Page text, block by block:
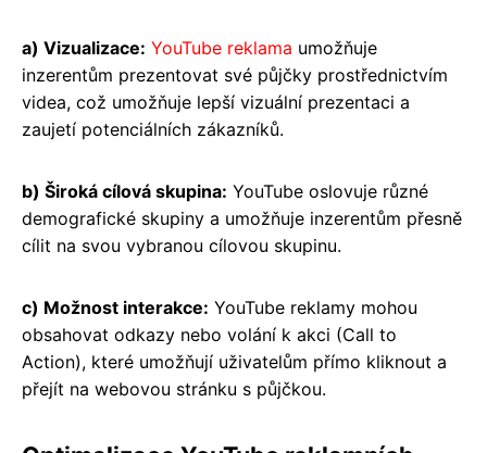
a) Vizualizace: YouTube reklama umožňuje
inzerentům prezentovat své půjčky prostřednictvím
videa, což umožňuje lepší vizuální prezentaci a
zaujetí potenciálních zákazníků.
b) Široká cílová skupina: YouTube oslovuje různé
demografické skupiny a umožňuje inzerentům přesně
cílit na svou vybranou cílovou skupinu.
c) Možnost interakce: YouTube reklamy mohou
obsahovat odkazy nebo volání k akci (Call to
Action), které umožňují uživatelům přímo kliknout a
přejít na webovou stránku s půjčkou.